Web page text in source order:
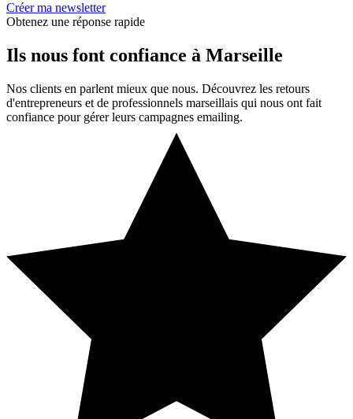
Créer ma newsletter
Obtenez une réponse rapide
Ils nous font confiance à Marseille
Nos clients en parlent mieux que nous. Découvrez les retours
d'entrepreneurs et de professionnels marseillais qui nous ont fait
confiance pour gérer leurs campagnes emailing.